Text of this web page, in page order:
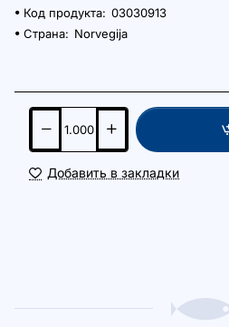
Код продукта: 03030913
Страна: Norvegija
Добавить в закладки